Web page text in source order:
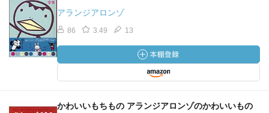
アランジアロンゾ
86 3.49 13
かわいいもちもの アランジアロンゾのかわいいもの